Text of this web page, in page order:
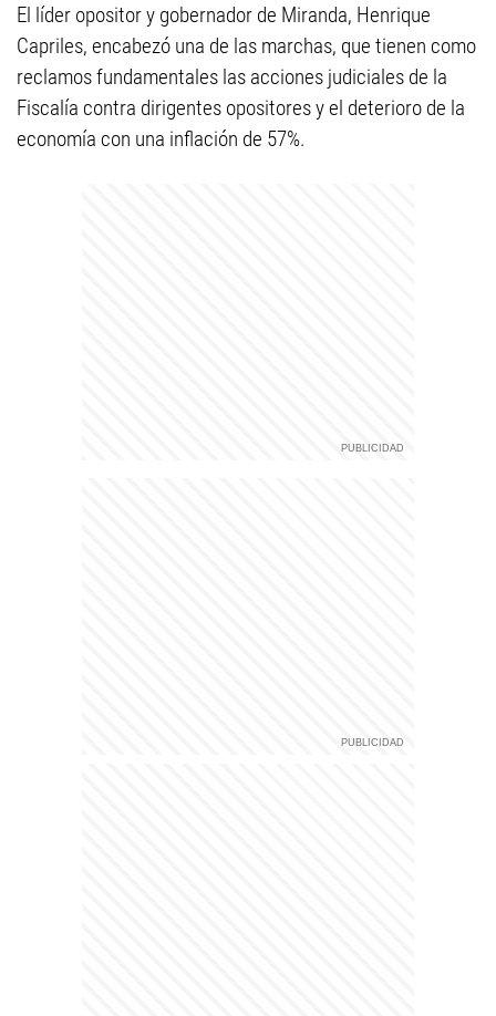
El líder opositor y gobernador de Miranda, Henrique
Capriles, encabezó una de las marchas, que tienen como
reclamos fundamentales las acciones judiciales de la
Fiscalía contra dirigentes opositores y el deterioro de la
economía con una inflación de 57%.